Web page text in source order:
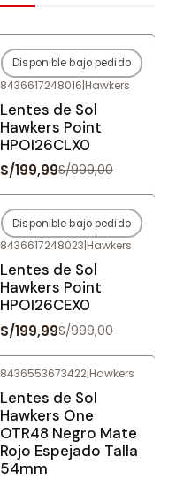
-80%OFF
Agotado
Disponible bajo pedido
8436617248016|Hawkers
Lentes de Sol
Hawkers Point
HPOI26CLX0
S/199,99S/999,00
-80%OFF
Agotado
Disponible bajo pedido
8436617248023|Hawkers
Lentes de Sol
Hawkers Point
HPOI26CEX0
S/199,99S/999,00
8436553673422|Hawkers
Lentes de Sol
Hawkers One
OTR48 Negro Mate
Rojo Espejado Talla
54mm